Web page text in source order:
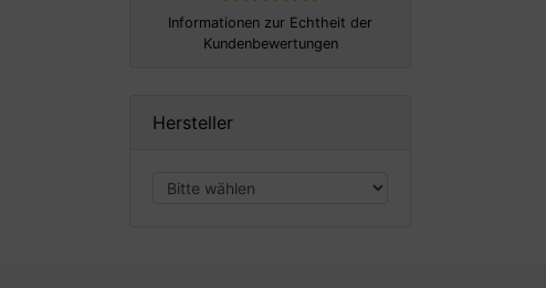
Informationen zur Echtheit der
Kundenbewertungen
Hersteller